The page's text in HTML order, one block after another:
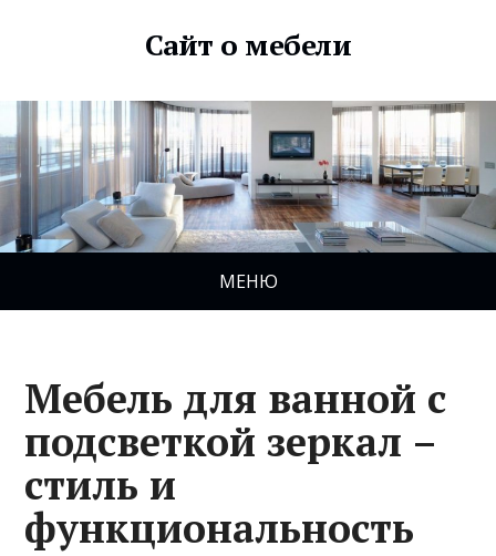
Сайт о мебели
МЕНЮ
Мебель для ванной с
подсветкой зеркал –
стиль и
функциональность